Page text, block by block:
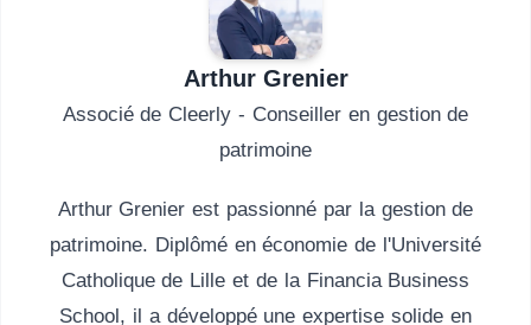
Arthur Grenier
Associé de Cleerly - Conseiller en gestion de
patrimoine
Arthur Grenier est passionné par la gestion de
patrimoine. Diplômé en économie de l'Université
Catholique de Lille et de la Financia Business
School, il a développé une expertise solide en